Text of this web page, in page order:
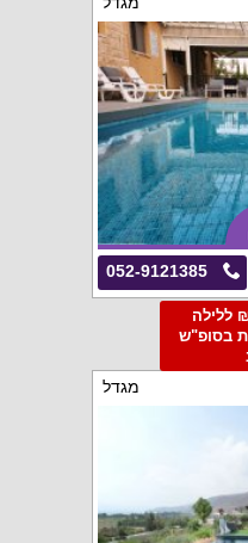
052-9121385
מ10000 ₪ ללילה
2 לילות בסופ"ש
מגדל